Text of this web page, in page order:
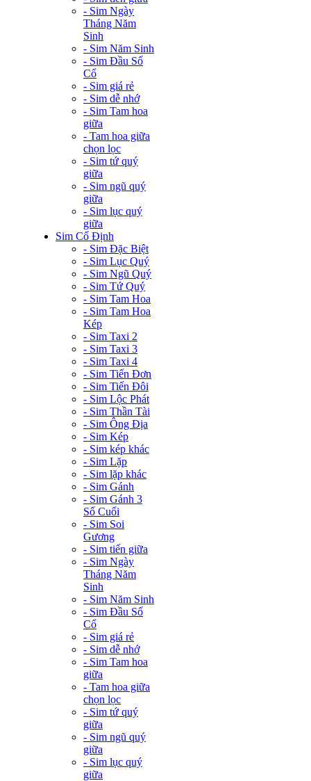
- Sim Ngày
Tháng Năm
Sinh
- Sim Năm Sinh
- Sim Đầu Số
Cổ
- Sim giá rẻ
- Sim dễ nhớ
- Sim Tam hoa
giữa
- Tam hoa giữa
chọn lọc
- Sim tứ quý
giữa
- Sim ngũ quý
giữa
- Sim lục quý
giữa
Sim Cố Định
- Sim Đặc Biệt
- Sim Lục Quý
- Sim Ngũ Quý
- Sim Tứ Quý
- Sim Tam Hoa
- Sim Tam Hoa
Kép
- Sim Taxi 2
- Sim Taxi 3
- Sim Taxi 4
- Sim Tiến Đơn
- Sim Tiến Đôi
- Sim Lộc Phát
- Sim Thần Tài
- Sim Ông Địa
- Sim Kép
- Sim kép khác
- Sim Lặp
- Sim lặp khác
- Sim Gánh
- Sim Gánh 3
Số Cuối
- Sim Soi
Gương
- Sim tiến giữa
- Sim Ngày
Tháng Năm
Sinh
- Sim Năm Sinh
- Sim Đầu Số
Cổ
- Sim giá rẻ
- Sim dễ nhớ
- Sim Tam hoa
giữa
- Tam hoa giữa
chọn lọc
- Sim tứ quý
giữa
- Sim ngũ quý
giữa
- Sim lục quý
giữa